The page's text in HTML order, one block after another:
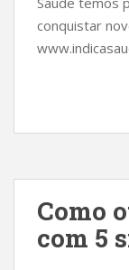
conquistar
Como
com 5